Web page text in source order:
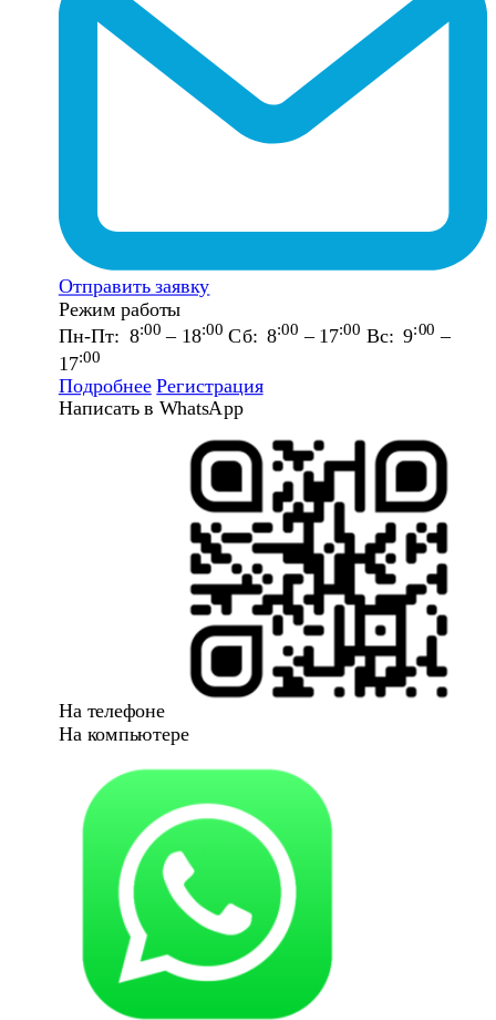
Отправить заявку
Режим работы
Пн-Пт: 8:00 – 18:00 Сб: 8:00 – 17:00 Вс: 9:00 –
17:00
Подробнее Регистрация
Написать в WhatsApp
На телефоне
На компьютере